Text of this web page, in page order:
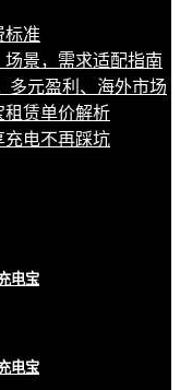
标准
景，需求适配指南
多元盈利、海外市场
租赁单价解析
充电不再踩坑
电宝
电宝